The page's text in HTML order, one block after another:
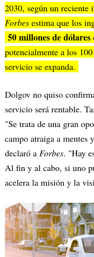
2030, según un reciente
Forbes estima que los
50 millones de dólares
potencialmente a los
servicio se expanda.
Dolgov no quiso
servicio será rentable.
"Se trata de una gran
campo atraiga a mentes
declaró a Forbes. "Hay
Al fin y al cabo, si uno
acelera la misión y la